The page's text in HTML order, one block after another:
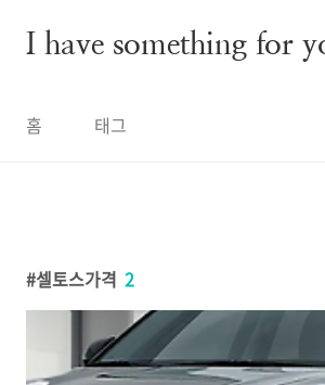
I have something for
홈 태그
셀토스가격 2